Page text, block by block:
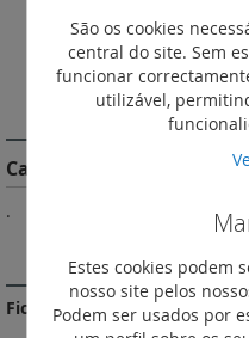
Descarregar
Ficha de Produto
Características do
.
MAIS
Fichas Técnicas
São os cookies
central do site. Sem
funcionar
utilizável,
Estes cookies podem
nosso site pelos
Podem ser usados por